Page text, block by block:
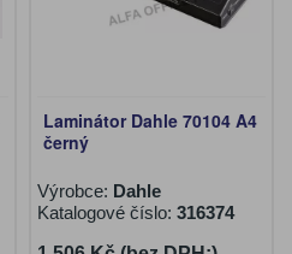
Laminátor Dahle 70104 A4
černý
Výrobce: Dahle
Katalogové číslo: 316374